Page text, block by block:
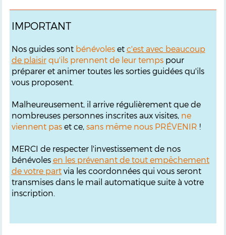
IMPORTANT
Nos guides sont bénévoleset c'est avec beaucoup
de plaisirqu'ils prennent de leur tempspour
préparer et animer toutes les sorties guidées qu'ils
vous proposent.
Malheureusement, il arrive régulièrement que de
nombreuses personnes inscrites aux visites, ne
viennent paset ce, sans même nous PRÉVENIR !
MERCI de respecter l'investissement de nos
bénévoles en les prévenant de tout empêchement
de votre partvia les coordonnées qui vous seront
transmises dans le mail automatique suite à votre
inscription.